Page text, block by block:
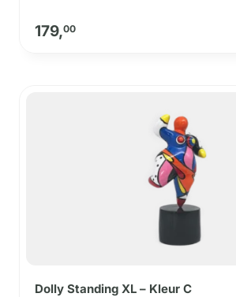
179,00
Dolly Standing XL – Kleur C